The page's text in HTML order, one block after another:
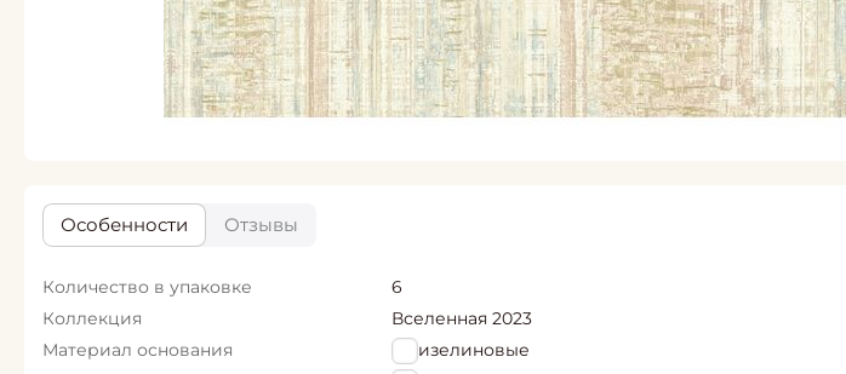
Особенности Отзывы
Количество в упаковке
6
Коллекция
Вселенная 2023
Материал основания
Флизелиновые